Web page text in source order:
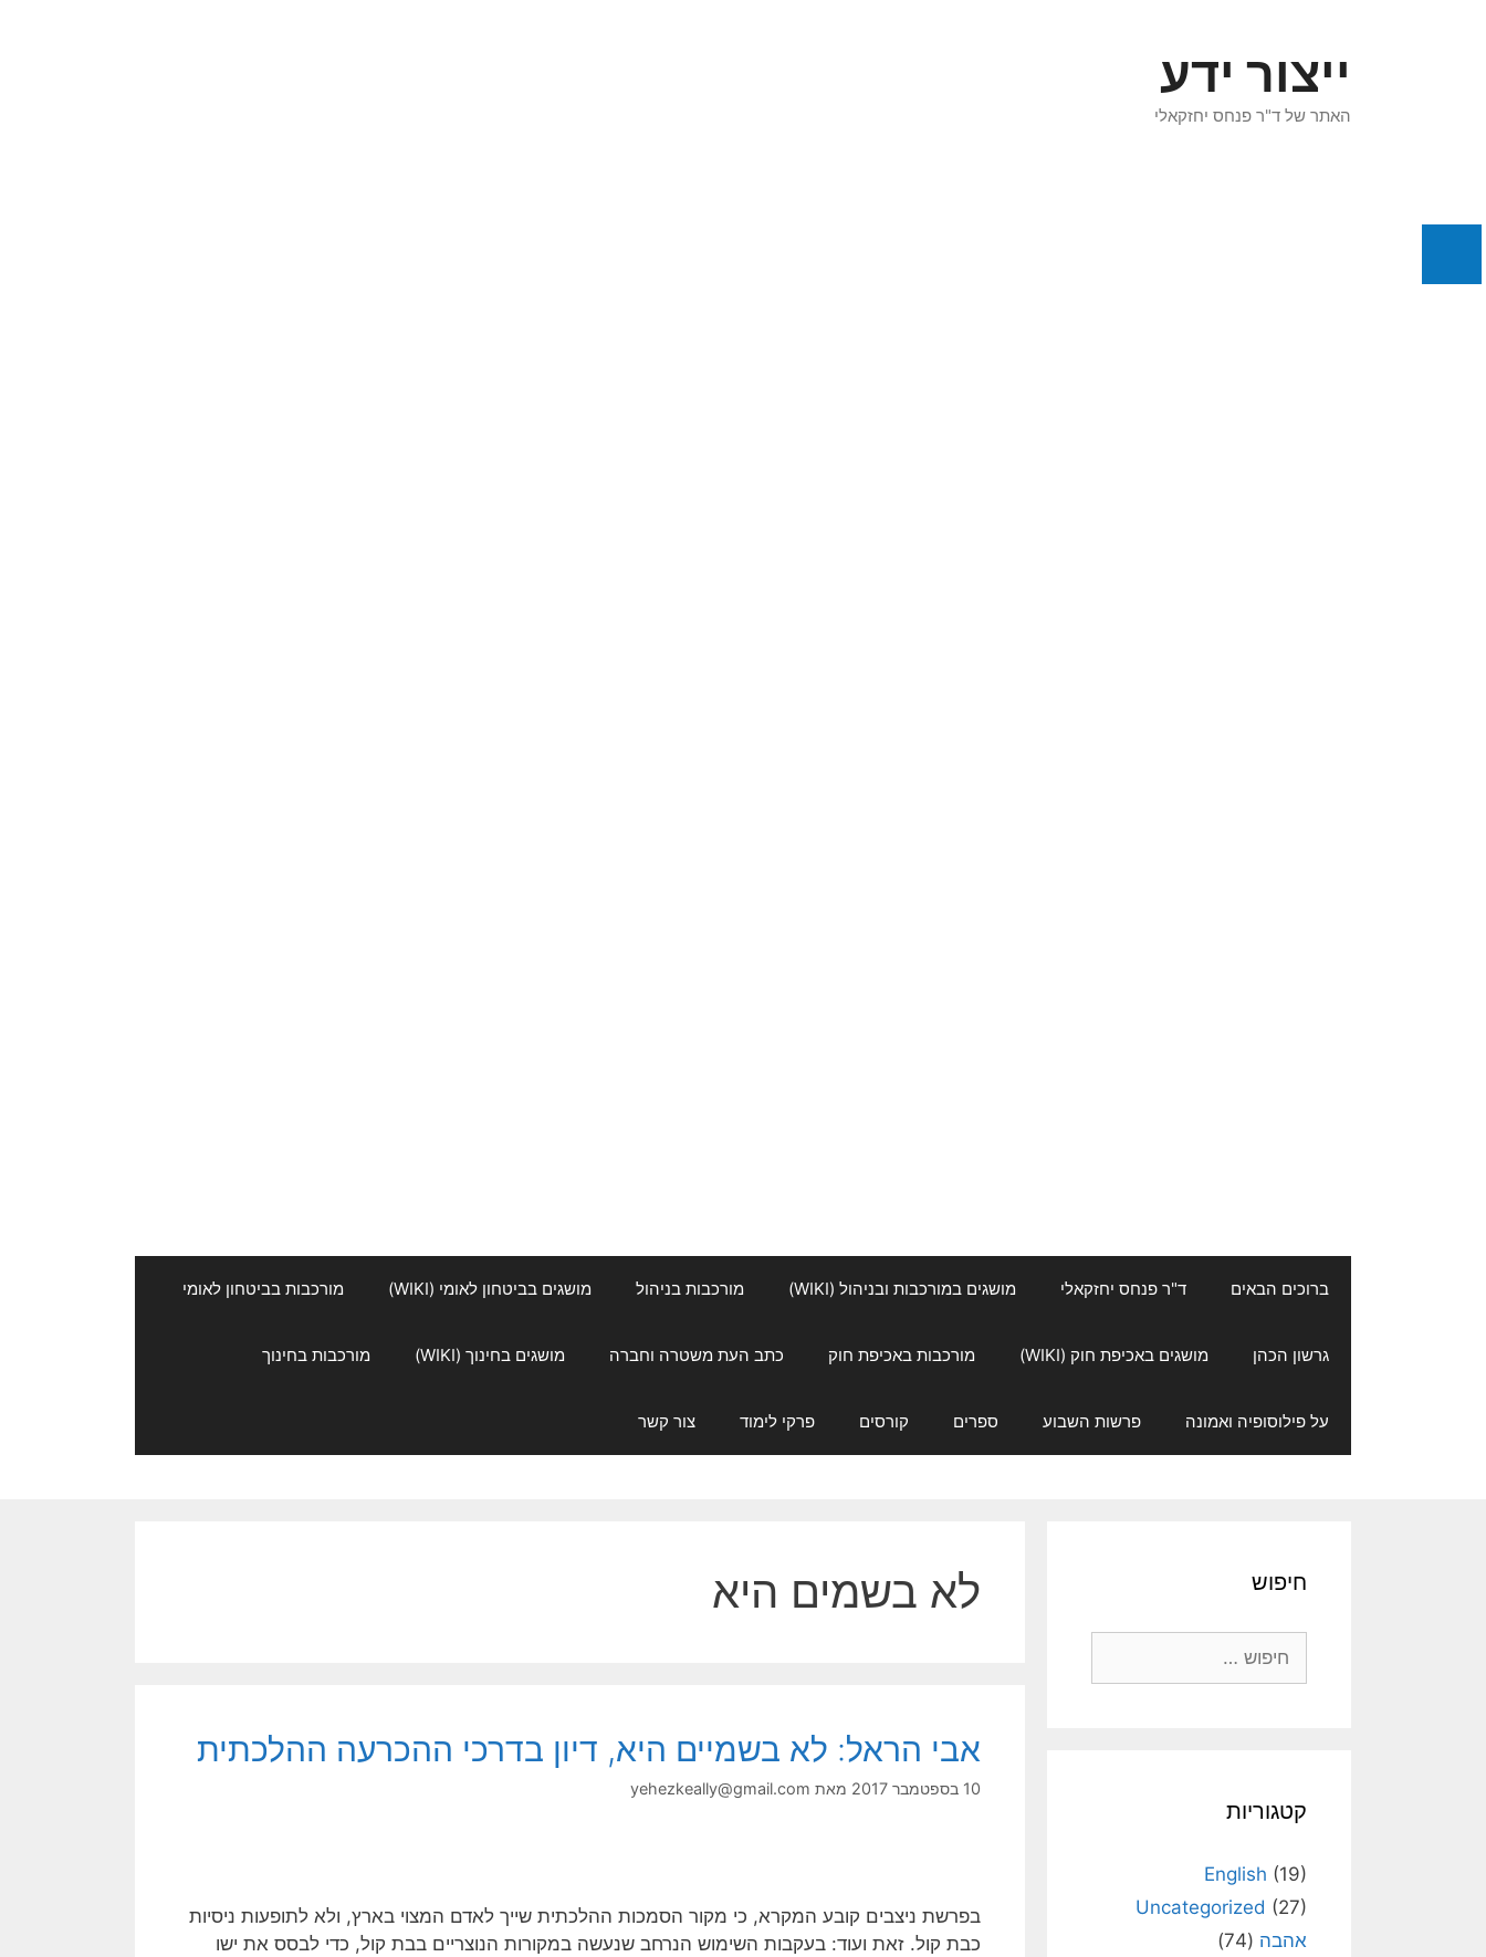
ייצור ידע
האתר של ד"ר פנחס יחזקאלי
ברוכים הבאים ד"ר פנחס יחזקאלי מושגים במורכבות ובניהול (WIKI) מורכבות בניהול מושגים בביטחון לאומי (WIKI) מורכבות בביטחון לאומי
גרשון הכהן מושגים באכיפת חוק (WIKI) מורכבות באכיפת חוק כתב העת משטרה וחברה מושגים בחינוך (WIKI) מורכבות בחינוך
על פילוסופיה ואמונה פרשות השבוע ספרים קורסים פרקי לימוד צור קשר
לא בשמים היא
אבי הראל: לא בשמיים היא, דיון בדרכי ההכרעה ההלכתית
10 בספטמבר 2017 מאת yehezkeally@gmail.com
בפרשת ניצבים קובע המקרא, כי מקור הסמכות ההלכתית שייך לאדם המצוי בארץ, ולא לתופעות ניסיות
כבת קול. זאת ועוד: בעקבות השימוש הנרחב שנעשה במקורות הנוצריים בבת קול, כדי לבסס את ישו
חיפוש
קטגוריות
English (19)
Uncategorized (27)
אהבה (74)